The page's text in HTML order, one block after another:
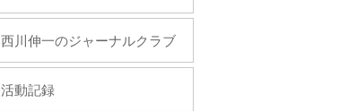
西川伸一のジャーナルクラブ
活動記録